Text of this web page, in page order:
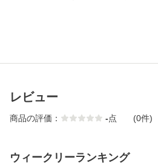
レビュー
商品の評価： -点 (0件)
ウィークリーランキング